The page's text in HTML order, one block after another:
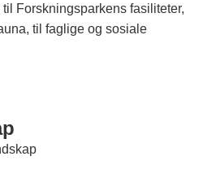
Forskningsparkens fasiliteter,
til faglige og sosiale